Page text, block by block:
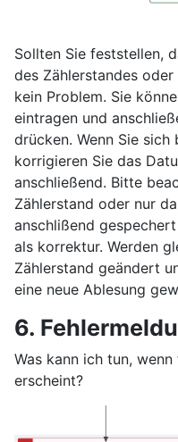
Sollten Sie feststellen,
des Zählerstandes
kein Problem. Sie
eintragen und
drücken. Wenn Sie
korrigieren Sie das
anschließend. Bitte
Zählerstand oder nur
anschlißend
als korrektur. Werden
Zählerstand geändert
eine neue Ablesung
6.
Was kann ich tun,
erscheint?